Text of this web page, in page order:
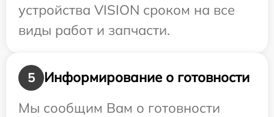
устройства VISION сроком на все
виды работ и запчасти.
5
Информирование о готовности
Мы сообщим Вам о готовности